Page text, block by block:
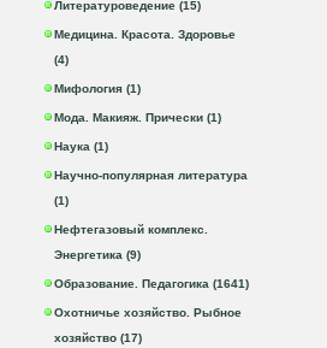
Литературоведение (15)
Медицина. Красота. Здоровье
(4)
Мифология (1)
Мода. Макияж. Прически (1)
Наука (1)
Научно-популярная литература
(1)
Нефтегазовый комплекс.
Энергетика (9)
Образование. Педагогика (1641)
Охотничье хозяйство. Рыбное
хозяйство (17)